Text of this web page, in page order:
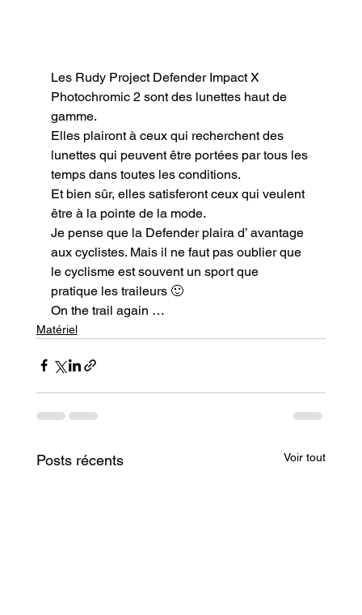
Les Rudy Project Defender Impact X
Photochromic 2 sont des lunettes haut de
gamme.
Elles plairont à ceux qui recherchent des
lunettes qui peuvent être portées par tous les
temps dans toutes les conditions.
Et bien sûr, elles satisferont ceux qui veulent
être à la pointe de la mode.
Je pense que la Defender plaira d’ avantage
aux cyclistes. Mais il ne faut pas oublier que
le cyclisme est souvent un sport que
pratique les traileurs 🙂
On the trail again …
Matériel
Posts récents Voir tout